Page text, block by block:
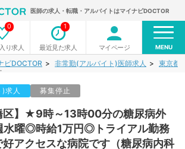
医師の求人・転職・アルバイトはマイナビDOCTOR
り求人
0
最近見た求人
1
マイページ MENU
ビDOCTOR 非常勤(アルバイト)医師求人 東京都
求人 募集停止
区】★9時～13時00分の糖尿病外
曜◎時給1万円◎トライアル勤務
アクセスな病院です（糖尿病内科